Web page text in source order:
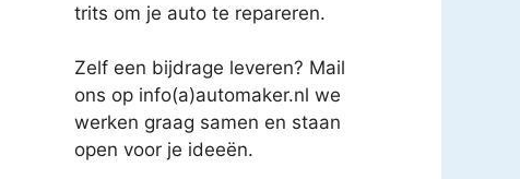
trits om je auto te repareren.
Zelf een bijdrage leveren? Mail
ons op info(a)automaker.nl we
werken graag samen en staan
open voor je ideeën.